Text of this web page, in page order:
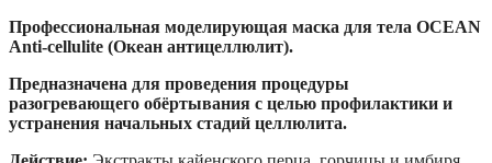
Профессиональная моделирующая маска для тела OCEAN
Anti-cellulite (Океан антицеллюлит).
Предназначена для проведения процедуры
разогревающего обёртывания с целью профилактики и
устранения начальных стадий целлюлита.